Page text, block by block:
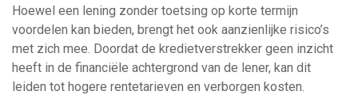
Hoewel een lening zonder toetsing op korte termijn
voordelen kan bieden, brengt het ook aanzienlijke risico’s
met zich mee. Doordat de kredietverstrekker geen inzicht
heeft in de financiële achtergrond van de lener, kan dit
leiden tot hogere rentetarieven en verborgen kosten.